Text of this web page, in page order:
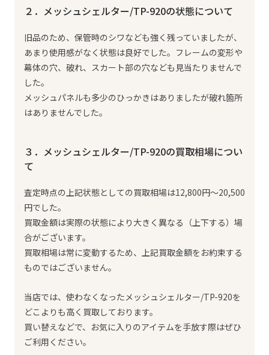
２．メッシュシェルター/TP-920の状態について
旧品のため、保管時のシワなども強く残っていましたが、
あまり使用感がなく状態は良好でした。フレームの変形や
幕体の穴、破れ、スカート部の穴なども見当たりませんで
した。
メッシュパネルも多少のひっかきはありましたが破れ箇所
はありませんでした。
３．メッシュシェルター/TP-920の買取相場につい
て
査定時点の上記状態としての買取相場は12,800円～20,500
円でした。
買取金額は実際の状態により大きく異なる（上下する）場
合がございます。
買取相場は常に変動するため、上記買取金額をお約束する
ものではございません。
当店では、使わなくなったメッシュシェルター/TP-920を
どこよりも高く買取しております。
買い替えなどで、お気に入りのアイテムを手放す際はぜひ
ご利用ください。